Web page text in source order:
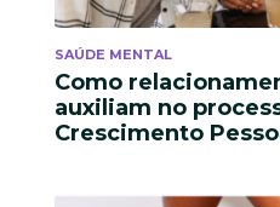
SAÚDE MENTAL
Como
auxiliam no
Crescimento